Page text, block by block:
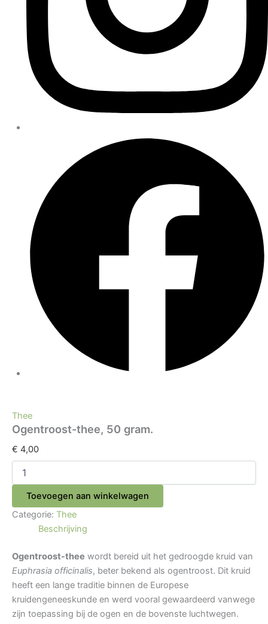
Thee
Ogentroost-thee, 50 gram.
€ 4,00
Toevoegen aan winkelwagen
Categorie: Thee
Beschrijving
Ogentroost-thee wordt bereid uit het gedroogde kruid van
Euphrasia officinalis, beter bekend als ogentroost. Dit kruid
heeft een lange traditie binnen de Europese
kruidengeneeskunde en werd vooral gewaardeerd vanwege
zijn toepassing bij de ogen en de bovenste luchtwegen.